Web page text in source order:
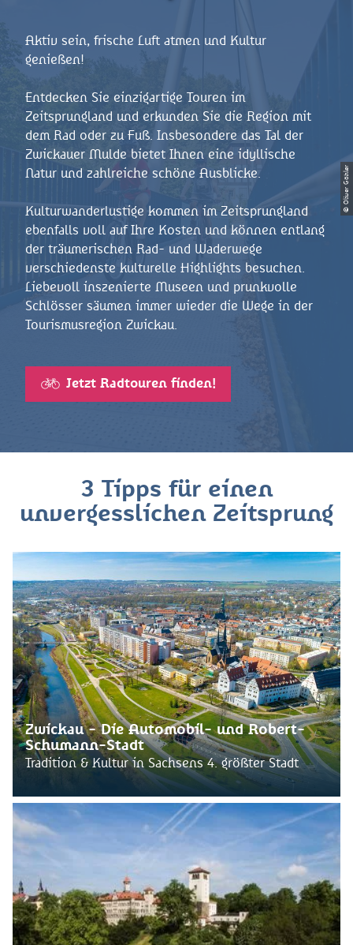
© Oliver Göhler
Aktiv sein, frische Luft atmen und Kultur
genießen!
Entdecken Sie einzigartige Touren im
Zeitsprungland und erkunden Sie die Region mit
dem Rad oder zu Fuß. Insbesondere das Tal der
Zwickauer Mulde bietet Ihnen eine idyllische
Natur und zahlreiche schöne Ausblicke.
Kulturwanderlustige kommen im Zeitsprungland
ebenfalls voll auf Ihre Kosten und können entlang
der träumerischen Rad- und Waderwege
verschiedenste kulturelle Highlights besuchen.
Liebevoll inszenierte Museen und prunkvolle
Schlösser säumen immer wieder die Wege in der
Tourismusregion Zwickau.
Jetzt Radtouren finden!
3 Tipps für einen
unvergesslichen Zeitsprung
Zwickau - Die Automobil- und Robert-
Schumann-Stadt
Tradition & Kultur in Sachsens 4. größter Stadt